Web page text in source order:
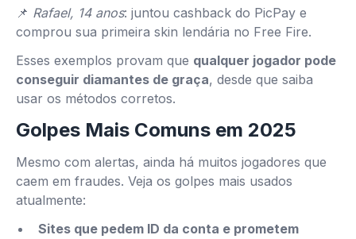
📌 Rafael, 14 anos: juntou cashback do PicPay e
comprou sua primeira skin lendária no Free Fire.
Esses exemplos provam que qualquer jogador pode
conseguir diamantes de graça, desde que saiba
usar os métodos corretos.
Golpes Mais Comuns em 2025
Mesmo com alertas, ainda há muitos jogadores que
caem em fraudes. Veja os golpes mais usados
atualmente:
Sites que pedem ID da conta e prometem